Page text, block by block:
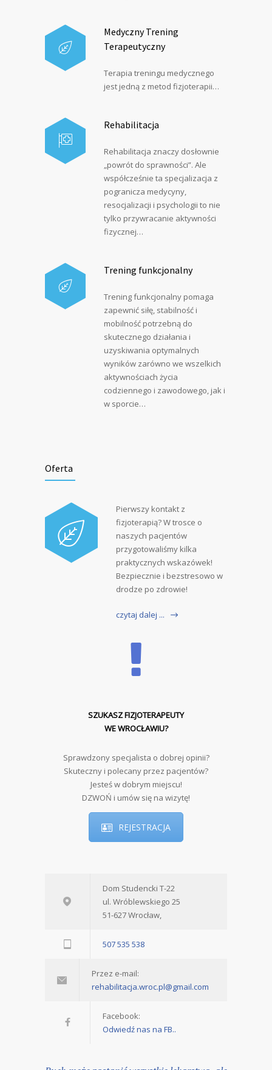
Medyczny Trening
Terapeutyczny
Terapia treningu medycznego
jest jedną z metod fizjoterapii…
Rehabilitacja
Rehabilitacja znaczy dosłownie
„powrót do sprawności”. Ale
współcześnie ta specjalizacja z
pogranicza medycyny,
resocjalizacji i psychologii to nie
tylko przywracanie aktywności
fizycznej…
Trening funkcjonalny
Trening funkcjonalny pomaga
zapewnić siłę, stabilność i
mobilność potrzebną do
skutecznego działania i
uzyskiwania optymalnych
wyników zarówno we wszelkich
aktywnościach życia
codziennego i zawodowego, jak i
w sporcie…
Oferta
Pierwszy kontakt z
fizjoterapią? W trosce o
naszych pacjentów
przygotowaliśmy kilka
praktycznych wskazówek!
Bezpiecznie i bezstresowo w
drodze po zdrowie!
czytaj dalej ...
SZUKASZ FIZJOTERAPEUTY
WE WROCŁAWIU?
Sprawdzony specjalista o dobrej opinii?
Skuteczny i polecany przez pacjentów?
Jesteś w dobrym miejscu!
DZWOŃ i umów się na wizytę!
REJESTRACJA
Dom Studencki T-22
ul. Wróblewskiego 25
51-627 Wrocław,
507 535 538
Przez e-mail:
rehabilitacja.wroc.pl@gmail.com
Facebook:
Odwiedź nas na FB..